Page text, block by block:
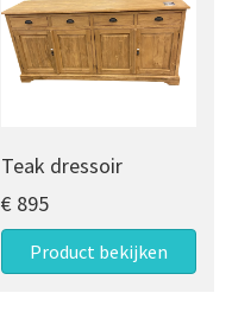
Teak dressoir
€ 895
Product bekijken